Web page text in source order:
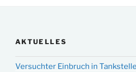
AKTUELLES
Versuchter Einbruch in